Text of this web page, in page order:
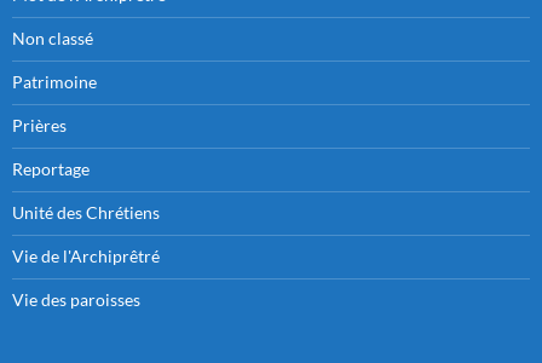
Non classé
Patrimoine
Prières
Reportage
Unité des Chrétiens
Vie de l'Archiprêtré
Vie des paroisses